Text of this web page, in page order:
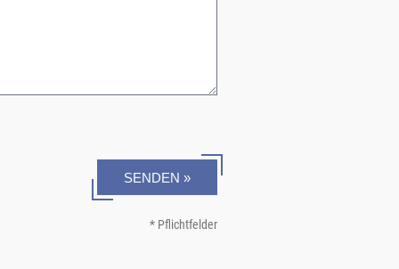
SENDEN »
* Pflichtfelder